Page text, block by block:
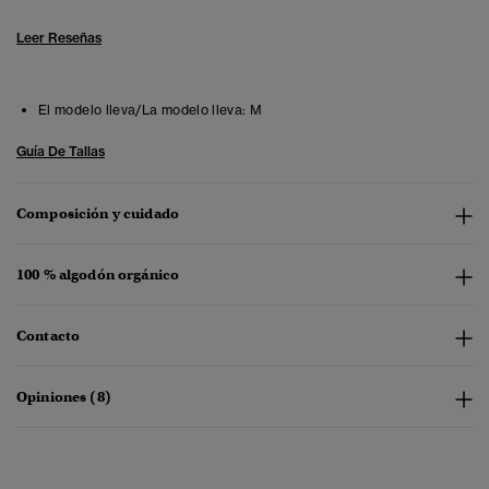
Leer Reseñas
El modelo lleva/La modelo lleva: M
Guía De Tallas
Composición y cuidado
100 % algodón orgánico
Contacto
Opiniones (8)